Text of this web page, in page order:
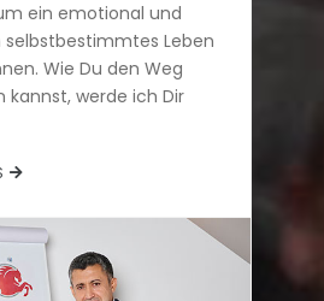
ein emotional und
Leben
Wie Du den Weg
kannst, werde ich Dir